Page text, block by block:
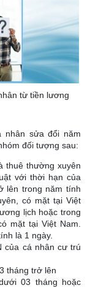
từ tiền lương
nhân sửa đổi năm
đối tượng sau:
thuê thường xuyên
với thời hạn của
lên trong năm tính
có mặt tại Việt
lịch hoặc trong
mặt tại Việt Nam.
là 1 ngày.
của cá nhân cư trú
tháng trở lên
03 tháng hoặc